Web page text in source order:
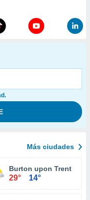
Más ciudades
Burton upon Trent
29° 14°